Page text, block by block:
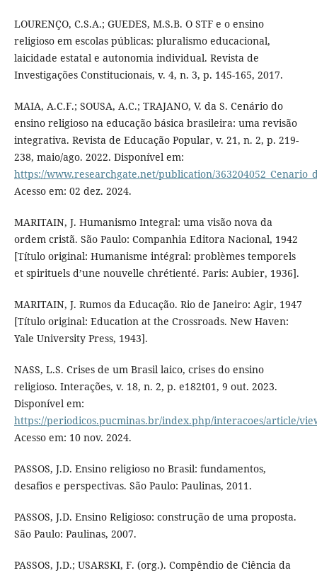
LOURENÇO, C.S.A.; GUEDES, M.S.B. O STF e o ensino
religioso em escolas públicas: pluralismo educacional,
laicidade estatal e autonomia individual. Revista de
Investigações Constitucionais, v. 4, n. 3, p. 145-165, 2017.
MAIA, A.C.F.; SOUSA, A.C.; TRAJANO, V. da S. Cenário do
ensino religioso na educação básica brasileira: uma revisão
integrativa. Revista de Educação Popular, v. 21, n. 2, p. 219-
238, maio/ago. 2022. Disponível em:
https://www.researchgate.net/publication/
Acesso em: 02 dez. 2024.
MARITAIN, J. Humanismo Integral: uma visão nova da
ordem cristã. São Paulo: Companhia Editora Nacional, 1942
[Título original: Humanisme intégral: problèmes temporels
et spirituels d’une nouvelle chrétienté. Paris: Aubier, 1936].
MARITAIN, J. Rumos da Educação. Rio de Janeiro: Agir, 1947
[Título original: Education at the Crossroads. New Haven:
Yale University Press, 1943].
NASS, L.S. Crises de um Brasil laico, crises do ensino
religioso. Interações, v. 18, n. 2, p. e182t01, 9 out. 2023.
Disponível em:
https://periodicos.pucminas.br/index.php/interacoes/article/
Acesso em: 10 nov. 2024.
PASSOS, J.D. Ensino religioso no Brasil: fundamentos,
desafios e perspectivas. São Paulo: Paulinas, 2011.
PASSOS, J.D. Ensino Religioso: construção de uma proposta.
São Paulo: Paulinas, 2007.
PASSOS, J.D.; USARSKI, F. (org.). Compêndio de Ciência da